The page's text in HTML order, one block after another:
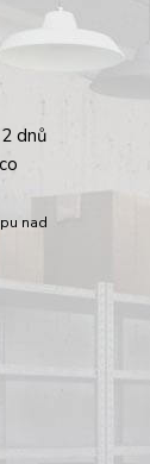
dnů
nad